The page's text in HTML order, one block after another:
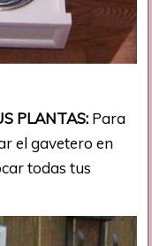
PLANTAS: Para
el gavetero en
todas tus